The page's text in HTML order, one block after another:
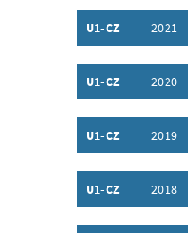
U1-CZ 2021
Inhalt aufklappen
U1-CZ 2020
Inhalt aufklappen
U1-CZ 2019
Inhalt aufklappen
U1-CZ 2018
Inhalt aufklappen